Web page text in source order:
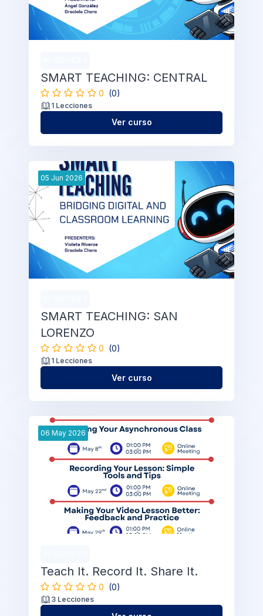
SMART TEACHING: CENTRAL
0 (0)
1 Lecciones
Ver curso
05 Jun 2026
SMART TEACHING: SAN
LORENZO
0 (0)
1 Lecciones
Ver curso
06 May 2026
Teach It. Record It. Share It.
0 (0)
3 Lecciones